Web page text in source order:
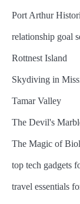
Port Arthur
relationship goal
Rottnest Island
Skydiving in
Tamar Valley
The Devil's
The Magic of
top tech gadgets
travel essentials